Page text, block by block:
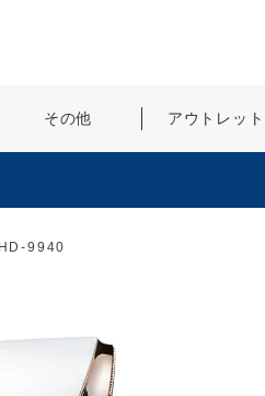
その他 アウトレット
9940